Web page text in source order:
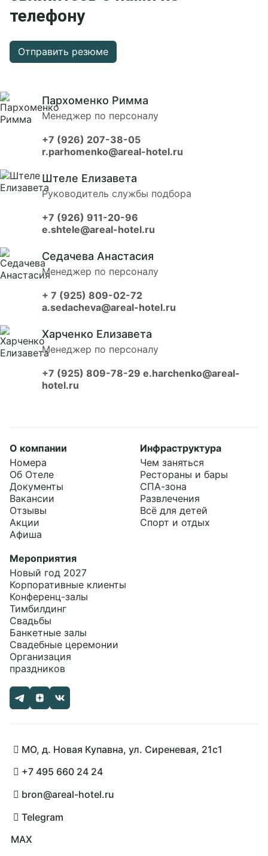
телефону
Отправить резюме
Пархоменко Римма
Менеджер по персоналу
+7 (926) 207-38-05
r.parhomenko@areal-hotel.ru
Штеле Елизавета
Руководитель службы подбора
+7 (926) 911-20-96
e.shtele@areal-hotel.ru
Седачева Анастасия
Менеджер по персоналу
+ 7 (925) 809-02-72
a.sedacheva@areal-hotel.ru
Харченко Елизавета
Менеджер по персоналу
+7 (925) 809-78-29 e.harchenko@areal-
hotel.ru
Забронировать
О компании
Номера
Об Отеле
Документы
Вакансии
Отзывы
Акции
Афиша
Инфраструктура
Чем заняться
Рестораны и бары
СПА-зона
Развлечения
Всё для детей
Спорт и отдых
Мероприятия
Новый год 2027
Корпоративные клиенты
Конференц-залы
Тимбилдинг
Свадьбы
Банкетные залы
Свадебные церемонии
Организация
праздников
МО, д. Новая Купавна, ул. Сиреневая, 21с1
+7 495 660 24 24
bron@areal-hotel.ru
Telegram
MAX